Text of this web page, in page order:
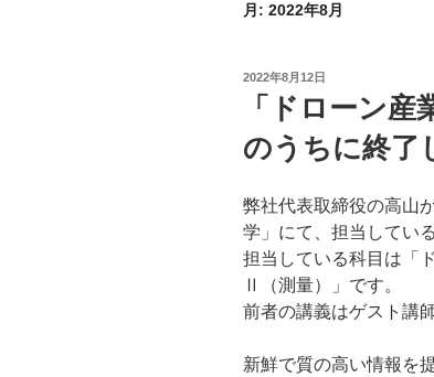
月: 2022年8月
投
日:
2022年8月12日
「ドローン
のうちに終了
弊社代表取締役の高山
学」にて、担当してい
担当している科目は「
Ⅱ（測量）」です。
前者の講義はゲスト講
新鮮で質の高い情報を